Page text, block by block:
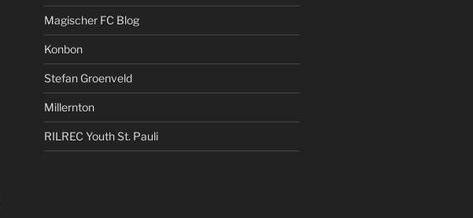
Magischer FC Blog
Konbon
Stefan Groenveld
Millernton
RILREC Youth St. Pauli